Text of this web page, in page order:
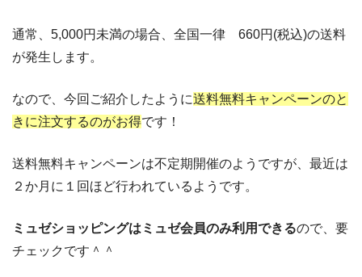
通常、5,000円未満の場合、全国一律 660円(税込)の送料
が発生します。
なので、今回ご紹介したように送料無料キャンペーンのと
きに注文するのがお得です！
送料無料キャンペーンは不定期開催のようですが、最近は
２か月に１回ほど行われているようです。
ミュゼショッピングはミュゼ会員のみ利用できるので、要
チェックです＾＾